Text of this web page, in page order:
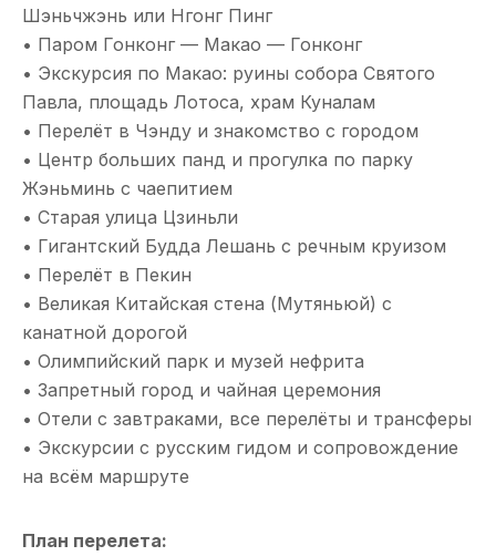
Шэньчжэнь или Нгонг Пинг
• Паром Гонконг — Макао — Гонконг
• Экскурсия по Макао: руины собора Святого
Павла, площадь Лотоса, храм Куналам
• Перелёт в Чэнду и знакомство с городом
• Центр больших панд и прогулка по парку
Жэньминь с чаепитием
• Старая улица Цзиньли
• Гигантский Будда Лешань с речным круизом
• Перелёт в Пекин
• Великая Китайская стена (Мутяньюй) с
канатной дорогой
• Олимпийский парк и музей нефрита
• Запретный город и чайная церемония
• Отели с завтраками, все перелёты и трансферы
• Экскурсии с русским гидом и сопровождение
на всём маршруте
План перелета: